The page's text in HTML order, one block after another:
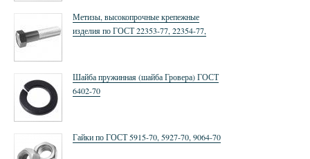
Метизы, высокопрочные крепежные
изделия по ГОСТ 22353-77, 22354-77,
Шайба пружинная (шайба Гровера) ГОСТ
6402-70
Гайки по ГОСТ 5915-70, 5927-70, 9064-70